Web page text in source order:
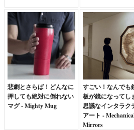
悲劇とさらば！どんなに
押しても絶対に倒れない
マグ - Mighty Mug
すごい！なんでも
板が鏡になってし
思議なインタラク
アート -
Mirrors